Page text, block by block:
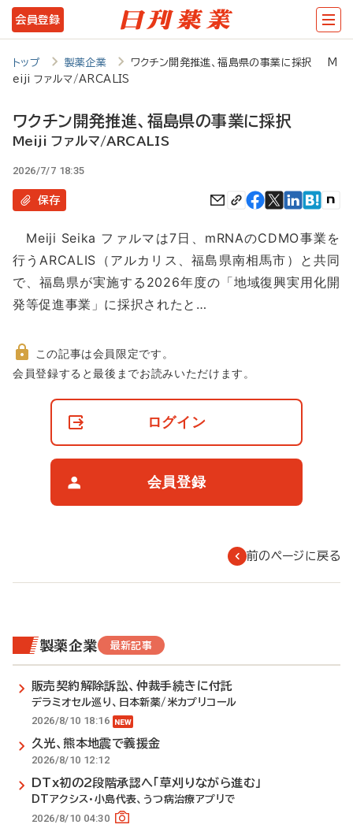
メ
イ
テ
ツ
に
動
会員登録
トップ 製薬企業
ワクチン開発推進、福島県の事業に採択 M
eiji ファルマ/ARCALIS
ワクチン開発推進、福島県の事業に採択
Meiji ファルマ/ARCALIS
2026/7/7 18:35
保存
Meiji Seika ファルマは7日、mRNAのCDMO事業を
行うARCALIS（アルカリス、福島県南相馬市）と共同
で、福島県が実施する2026年度の「地域復興実用化開
発等促進事業」に採択されたと…
非
この記事は会員限定です。
会員登録すると最後までお読みいただけます。
ログイン
会員登録
前のページに戻る
製薬企業 最新記事
販売契約解除訴訟、仲裁手続きに付託
デラミオセル巡り、日本新薬/米カプリコール
2026/8/10 18:16
久光、熊本地震で義援金
2026/8/10 12:12
DTx初の2段階承認へ「草刈りながら進む」
DTアクシス・小島代表、うつ病治療アプリで
2026/8/10 04:30